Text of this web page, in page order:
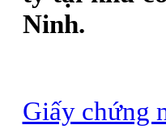
Ninh.
Giấy chứng